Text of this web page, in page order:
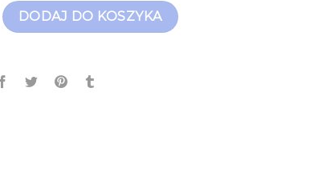
DODAJ DO KOSZYKA